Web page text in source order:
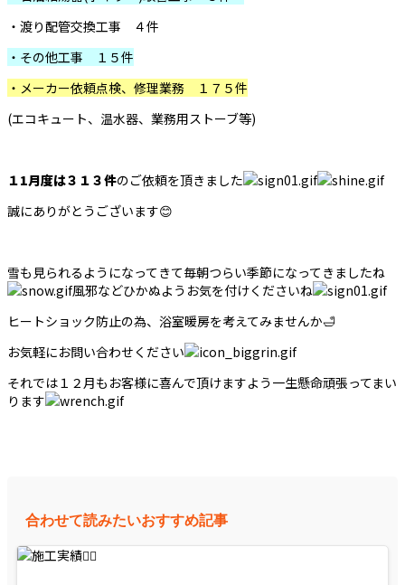
・渡り配管交換工事 ４件
・その他工事 １５件
・メーカー依頼点検、修理業務 １７５件
(エコキュート、温水器、業務用ストーブ等)
１1月度は３１３件のご依頼を頂きました
誠にありがとうございます😊
雪も見られるようになってきて毎朝つらい季節になってきましたね
風邪などひかぬようお気を付けくださいね
ヒートショック防止の為、浴室暖房を考えてみませんか🛁
お気軽にお問い合わせください
それでは１２月もお客様に喜んで頂けますよう一生懸命頑張ってまい
ります
合わせて読みたいおすすめ記事